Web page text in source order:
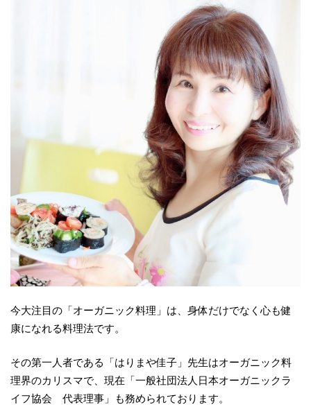
今大注目の「オーガニック料理」は、身体だけでなく心も健
康になれる料理法です。
その第一人者である「はりまや佳子」先生はオーガニック料
理界のカリスマで、現在「一般社団法人日本オーガニックラ
イフ協会 代表理事」も務められております。